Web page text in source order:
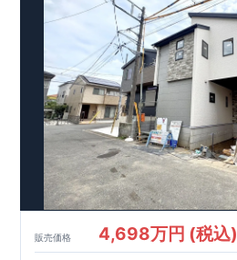
販売価格 4,698万円 (税込)